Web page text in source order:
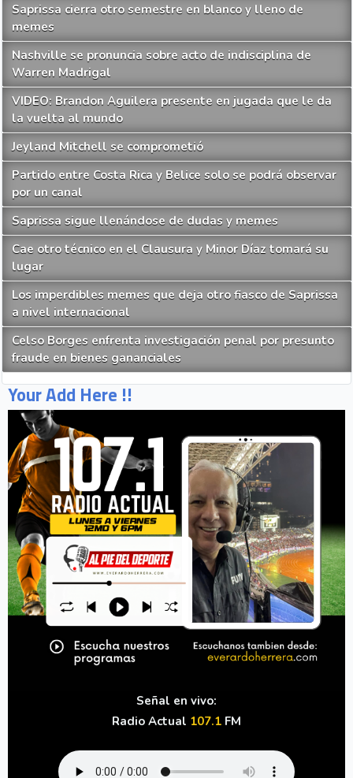
Saprissa cierra otro semestre en blanco y lleno de
memes
Nashville se pronuncia sobre acto de indisciplina de
Warren Madrigal
VIDEO: Brandon Aguilera presente en jugada que le da
la vuelta al mundo
Jeyland Mitchell se comprometió
Partido entre Costa Rica y Belice solo se podrá observar
por un canal
Saprissa sigue llenándose de dudas y memes
Cae otro técnico en el Clausura y Minor Díaz tomará su
lugar
Los imperdibles memes que deja otro fiasco de Saprissa
a nivel internacional
Celso Borges enfrenta investigación penal por presunto
fraude en bienes gananciales
Your Add Here !!
Señal en vivo:
Radio Actual 107.1 FM